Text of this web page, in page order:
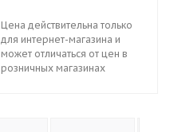
Цена действительна только
для интернет-магазина и
может отличаться от цен в
розничных магазинах